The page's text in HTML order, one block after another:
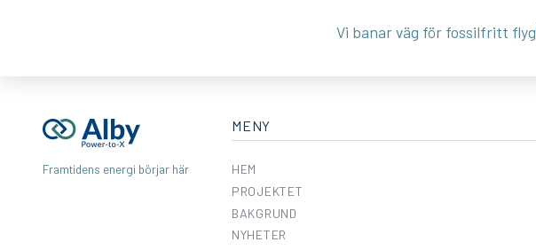
Vi banar väg för fossilfritt flyg
Framtidens energi börjar här
MENY
HEM
PROJEKTET
BAKGRUND
NYHETER